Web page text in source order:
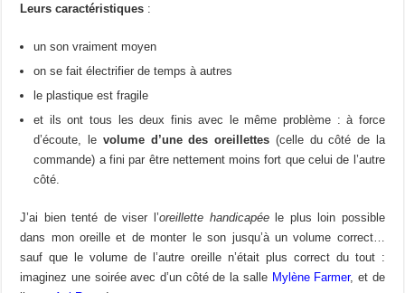
Leurs caractéristiques :
un son vraiment moyen
on se fait électrifier de temps à autres
le plastique est fragile
et ils ont tous les deux finis avec le même problème : à force
d’écoute, le volume d’une des oreillettes (celle du côté de la
commande) a fini par être nettement moins fort que celui de l’autre
côté.
J’ai bien tenté de viser l’oreillette handicapéele plus loin possible
dans mon oreille et de monter le son jusqu’à un volume correct…
sauf que le volume de l’autre oreille n’était plus correct du tout :
imaginez une soirée avec d’un côté de la salle Mylène Farmer, et de